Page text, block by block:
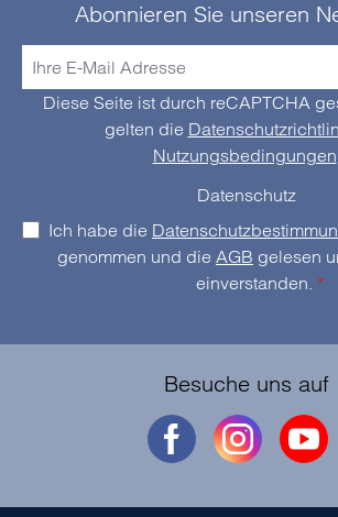
Abonnieren Sie unseren
Diese Seite ist durch reCAPTCHA
gelten die
Nutzungsbedingungen
Datenschutz
Ich habe die
genommen und die AGB gelesen
einverstanden. *
Besuche uns auf